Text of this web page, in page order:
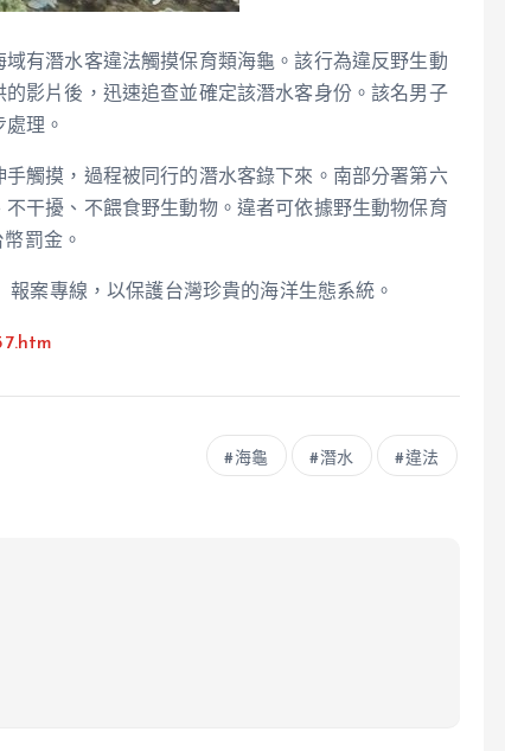
有潛水客違法觸摸保育類海龜。該行為違反野生動
影片後，迅速追查並確定該潛水客身份。該名男子
理。
觸摸，過程被同行的潛水客錄下來。南部分署第六
干擾、不餵食野生動物。違者可依據野生動物保育
罰金。
案專線，以保護台灣珍貴的海洋生態系統。
海龜 潛水 違法